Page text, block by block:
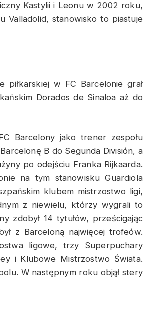
Kastylii i Leonu w 2002 roku,
Valladolid, stanowisko to piastuje
piłkarskiej w FC Barcelonie grał
Dorados de Sinaloa aż do
Barcelony jako trener zespołu
B do Segunda División, a
po odejściu Franka Rijkaarda.
na tym stanowisku Guardiola
klubem mistrzostwo ligi,
z niewielu, którzy wygrali to
zdobył 14 tytułów, prześcigając
z Barceloną najwięcej trofeów.
ligowe, trzy Superpuchary
i Klubowe Mistrzostwo Świata.
W następnym roku objął stery